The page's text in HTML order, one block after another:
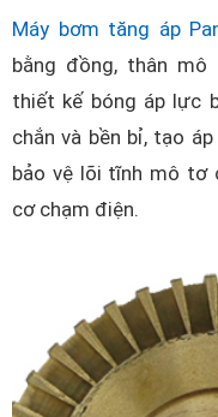
Máy bơm tăng áp
bằng đồng, thân
thiết kế bóng áp lực
chắn và bền bỉ, tạo
bảo vệ lõi tĩnh mô tơ
cơ chạm điện.